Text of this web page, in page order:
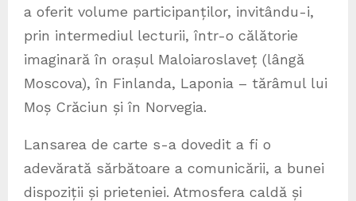
a oferit volume participanților, invitându-i,
prin intermediul lecturii, într-o călătorie
imaginară în orașul Maloiaroslaveț (lângă
Moscova), în Finlanda, Laponia – tărâmul lui
Moș Crăciun și în Norvegia.
Lansarea de carte s-a dovedit a fi o
adevărată sărbătoare a comunicării, a bunei
dispoziții și prieteniei. Atmosfera caldă și